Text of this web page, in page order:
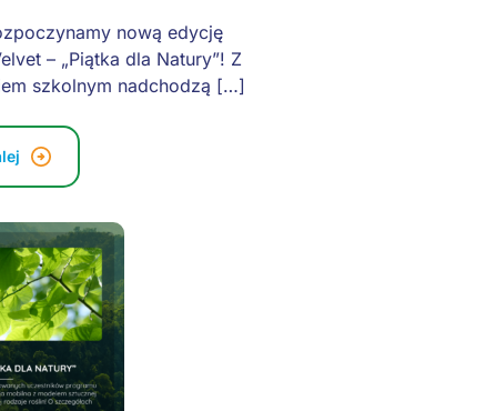
nową edycję
– „Piątka dla Natury”! Z
szkolnym nadchodzą […]